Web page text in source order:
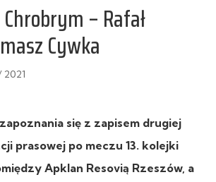
– Rafał
Cywka
2021
się z zapisem drugiej
prasowej po meczu 13. kolejki
Apklan Resovią Rzeszów, a